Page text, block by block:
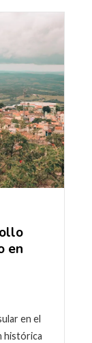
en
en el
histórica